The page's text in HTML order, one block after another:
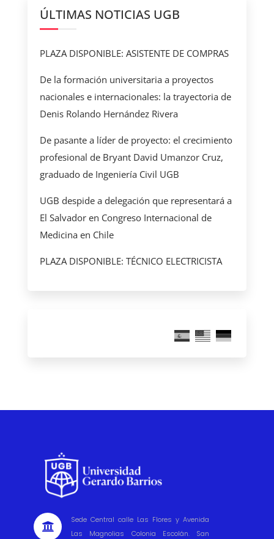
ÚLTIMAS NOTICIAS UGB
PLAZA DISPONIBLE: ASISTENTE DE COMPRAS
De la formación universitaria a proyectos
nacionales e internacionales: la trayectoria de
Denis Rolando Hernández Rivera
De pasante a líder de proyecto: el crecimiento
profesional de Bryant David Umanzor Cruz,
graduado de Ingeniería Civil UGB
UGB despide a delegación que representará a
El Salvador en Congreso Internacional de
Medicina en Chile
PLAZA DISPONIBLE: TÉCNICO ELECTRICISTA

Sede Central calle Las Flores y Avenida
Las Magnolias Colonia Escolán. San